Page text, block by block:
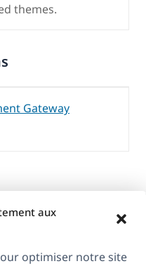
aux
optimiser notre site
themes.
Gateway